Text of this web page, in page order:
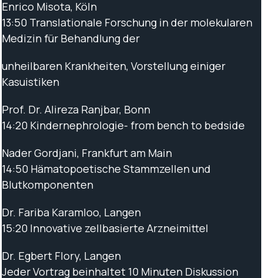
Enrico Misota, Köln
13:50 Translationale Forschung in der molekularen
Medizin für Behandlung der
unheilbaren Krankheiten, Vorstellung einiger
Kasuistiken
Prof. Dr. Alireza Ranjbar, Bonn
14:20 Kindernephrologie- from bench to bedside
Nader Gordjani, Frankfurt am Main
14:50 Hämatopoetische Stammzellen und
Blutkomponenten
Dr. Fariba Karamloo, Langen
15:20 Innovative zellbasierte Arzneimittel
Dr. Egbert Flory, Langen
Jeder Vortrag beinhaltet 10 Minuten Diskussion